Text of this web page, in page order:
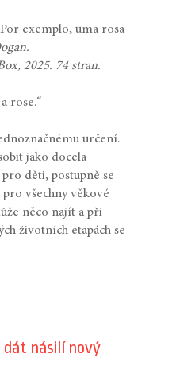
Por exemplo, uma rosa
2025. 74 stran.
rose.“
určení.
jako docela
děti, postupně se
všechny věkové
něco najít a při
životních etapách se
násilí nový